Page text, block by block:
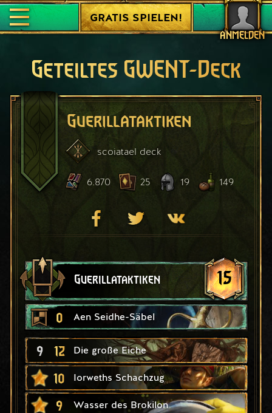
ANMELDEN
GRATIS SPIELEN!
Geteiltes GWENT-Deck
Guerillataktiken
scoiatael deck
6.870 25 19 149
Guerillataktiken 15
0 Aen Seidhe-Säbel
9 12 Die große Eiche
10 Iorweths Schachzug
9 Wasser des Brokilon